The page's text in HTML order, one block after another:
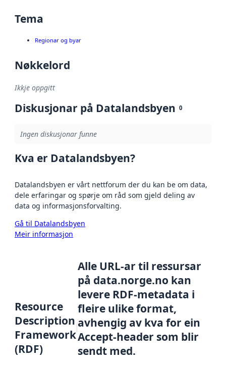
Tema
Regionar og byar
Nøkkelord
Ikkje oppgitt
Diskusjonar på Datalandsbyen 0
Ingen diskusjonar funne
Kva er Datalandsbyen?
Datalandsbyen er vårt nettforum der du kan be om data,
dele erfaringar og spørje om råd som gjeld deling av
data og informasjonsforvalting.
Gå til Datalandsbyen
Meir informasjon
Resource
Description
Framework
(RDF)
Alle URL-ar til ressursar
på data.norge.no kan
levere RDF-metadata i
fleire ulike format,
avhengig av kva for ein
Accept-header som blir
sendt med.